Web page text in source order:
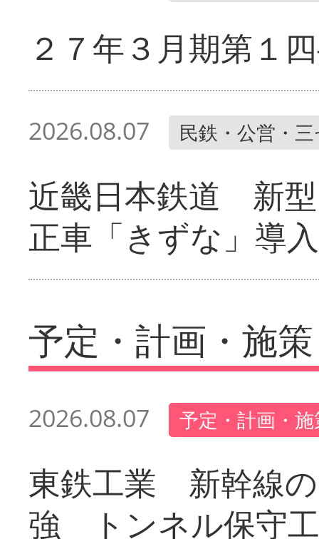
２７年３月期第１
2026.08.07 民鉄・公営・
近畿日本鉄道 新
正車「きずな」導入
予定・計画・施策
2026.08.07 予定・計画・
東鉄工業 新幹線
強 トンネル保守